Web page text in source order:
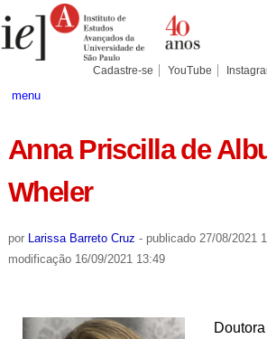
para
conteúdo.
Pessoais
Cadastre-se YouTube
menu
Anna Priscilla de
Wheler
por Larissa Barreto Cruz - publicado27/08/2021
modificação16/09/2021 13:49